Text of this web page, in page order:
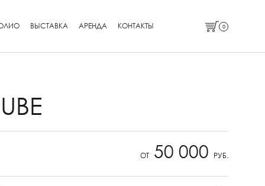
ВЫСТАВКА АРЕНДА КОНТАКТЫ 0
ОТ50 000 РУБ.